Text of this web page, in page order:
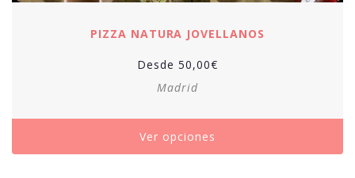
PIZZA NATURA JOVELLANOS
Desde 50,00€
Madrid
Ver opciones